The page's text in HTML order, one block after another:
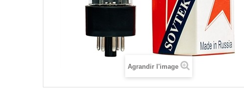
Agrandir l'image